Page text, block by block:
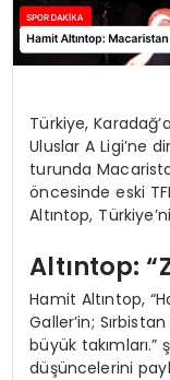
Türkiye,
Uluslar A Ligi’ne
turunda
öncesinde eski
Altıntop,
Altıntop:
Hamit Altıntop,
Galler’in;
büyük
düşüncelerini